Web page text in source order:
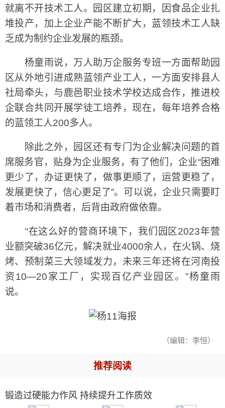
就离不开技术工人。园区建立初期，因食品企业扎
堆投产，加上企业产能不断扩大，蓝领技术工人缺
乏成为制约企业发展的瓶颈。
杨童雨说，万人助万企服务专班一方面帮助园
区从外地引进成熟蓝领产业工人，一方面安排县人
社局牵头，与鹿邑职业技术学校达成合作，推进校
企联合共同开展学徒工培养，现在，每年培养合格
的蓝领工人200多人。
除此之外，园区还有专门为企业解决问题的首
席服务官，贴身为企业服务，有了他们，企业“困难
更少了，办证更快了，做事更顺了，运营更稳了，
发展更快了，信心更足了”。可以说，企业只需要盯
着市场和消费者，后背由政府做依靠。
“在这么好的营商环境下，我们园区2023年营
业额突破36亿元，解决就业4000余人，在火锅、烧
烤、预制菜三大领域发力，未来三年还将在河南投
资10—20家工厂，实现百亿产业园区。”杨童雨
说。
（编辑：李恒）
推荐阅读
锻造过硬能力作风 持续提升工作质效